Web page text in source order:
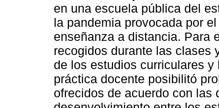
en una escuela pública del
la pandemia provocada por
enseñanza a distancia. Para
recogidos durante las clases
de los estudios curriculares
práctica docente posibilitó
ofrecidos de acuerdo con las